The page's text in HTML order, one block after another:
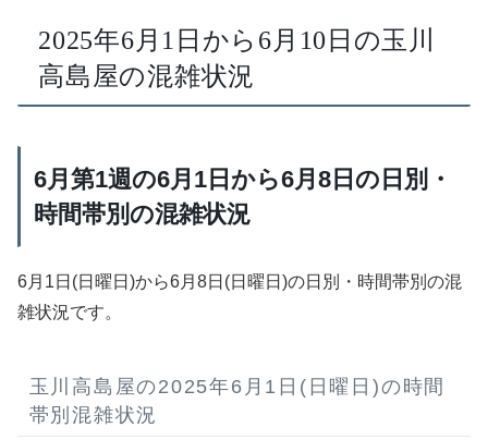
2025年6月1日から6月10日の玉川
高島屋の混雑状況
6月第1週の6月1日から6月8日の日別・
時間帯別の混雑状況
6月1日(日曜日)から6月8日(日曜日)の日別・時間帯別の混
雑状況です。
玉川高島屋の2025年6月1日(日曜日)の時間
帯別混雑状況